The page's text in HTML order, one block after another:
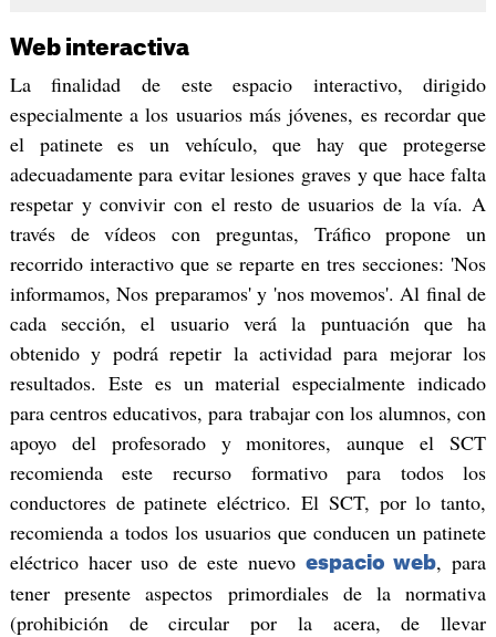
Web interactiva
La finalidad de este espacio interactivo, dirigido
especialmente a los usuarios más jóvenes, es recordar que
el patinete es un vehículo, que hay que protegerse
adecuadamente para evitar lesiones graves y que hace falta
respetar y convivir con el resto de usuarios de la vía. A
través de vídeos con preguntas, Tráfico propone un
recorrido interactivo que se reparte en tres secciones: 'Nos
informamos, Nos preparamos' y 'nos movemos'. Al final de
cada sección, el usuario verá la puntuación que ha
obtenido y podrá repetir la actividad para mejorar los
resultados. Este es un material especialmente indicado
para centros educativos, para trabajar con los alumnos, con
apoyo del profesorado y monitores, aunque el SCT
recomienda este recurso formativo para todos los
conductores de patinete eléctrico. El SCT, por lo tanto,
recomienda a todos los usuarios que conducen un patinete
eléctrico hacer uso de este nuevo espacio web, para
tener presente aspectos primordiales de la normativa
(prohibición de circular por la acera, de llevar